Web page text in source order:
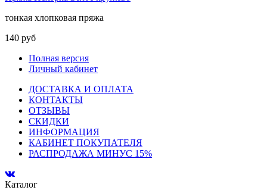
тонкая хлопковая пряжа
140 руб
Полная версия
Личный кабинет
ДОСТАВКА И ОПЛАТА
КОНТАКТЫ
ОТЗЫВЫ
СКИДКИ
ИНФОРМАЦИЯ
КАБИНЕТ ПОКУПАТЕЛЯ
РАСПРОДАЖА МИНУС 15%
Каталог